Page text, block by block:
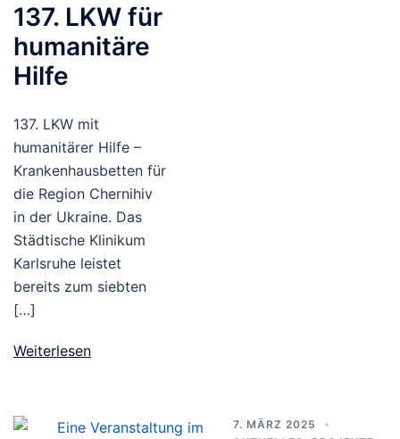
137. LKW für
humanitäre
Hilfe
137. LKW mit
humanitärer Hilfe –
Krankenhausbetten für
die Region Chernihiv
in der Ukraine. Das
Städtische Klinikum
Karlsruhe leistet
bereits zum siebten
[…]
Weiterlesen
7. MÄRZ 2025